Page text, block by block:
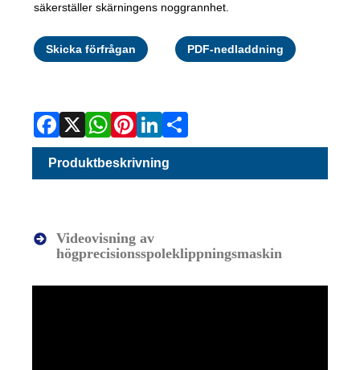
säkerställer skärningens noggrannhet.
Skicka förfrågan PDF-nedladdning
Produktbeskrivning
Videovisning av
högprecisionsspoleklippningsmaskin